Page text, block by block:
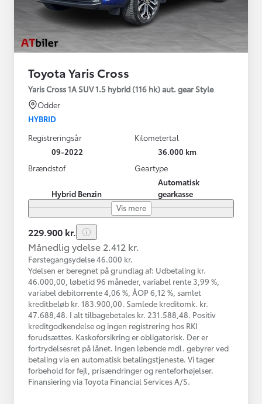
Toyota Yaris Cross
Yaris Cross 1A SUV 1.5 hybrid (116 hk) aut. gear Style
Odder
HYBRID
Registreringsår
09-2022
Kilometertal
36.000 km
Brændstof
Hybrid Benzin
Geartype
Automatisk
gearkasse
Vis mere
229.900 kr.
Månedlig ydelse 2.412 kr.
Førstegangsydelse 46.000 kr.
Ydelsen er beregnet på grundlag af: Udbetaling kr.
46.000,00, løbetid 96 måneder, variabel rente 3,99 %,
variabel debitorrente 4,06 %, ÅOP 6,12 %, samlet
kreditbeløb kr. 183.900,00. Samlede kreditomk. kr.
47.688,48. I alt tilbagebetales kr. 231.588,48. Positiv
kreditgodkendelse og ingen registrering hos RKI
forudsættes. Kaskoforsikring er obligatorisk. Der er
fortrydelsesret på lånet. Ingen løbende mdl. gebyrer ved
betaling via en automatisk betalingstjeneste. Vi tager
forbehold for fejl, prisændringer og renteforhøjelser.
Finansiering via Toyota Financial Services A/S.